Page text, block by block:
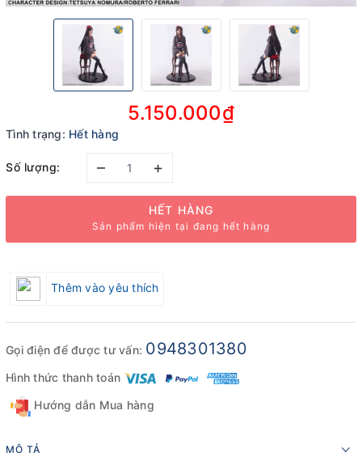
5.150.000₫
Tình trạng: Hết hàng
Số lượng: – +
HẾT HÀNG
Sản phẩm hiện tại đang hết hàng
Thêm vào yêu thích
Gọi điện để được tư vấn: 0948301380
Hình thức thanh toán
Hướng dẫn Mua hàng
MÔ TẢ